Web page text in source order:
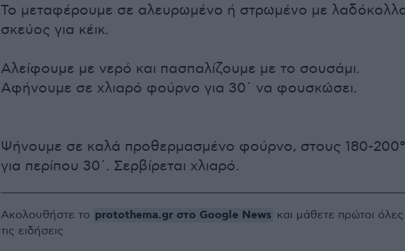
Το μεταφέρουμε σε αλευρωμένο ή στρωμένο με
σκεύος για κέικ.
Αλείφουμε με νερό και πασπαλίζουμε με το σουσάμι.
Αφήνουμε σε χλιαρό φούρνο για 30΄ να φουσκώσει.
Ψήνουμε σε καλά προθερμασμένο φούρνο, στους 180-
για περίπου 30΄. Σερβίρεται χλιαρό.
Ακολουθήστε το protothema.gr στο Google News και μάθετε πρώτοι όλες
τις ειδήσεις